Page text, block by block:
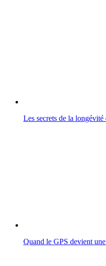
Les secrets de la
Quand le GPS devient